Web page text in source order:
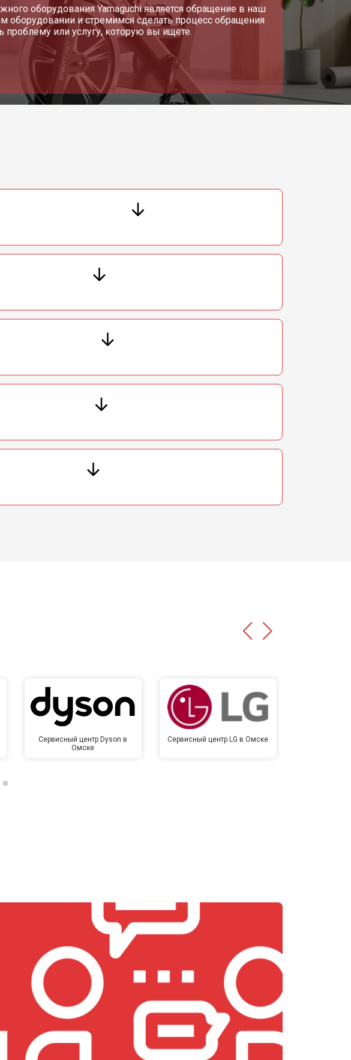
мин от 430 ₽ Заказать
от 1500 ₽
мин от 1500 ₽ Заказать
оборудования Yamaguchi является обращение в наш
и стремимся сделать процесс обращения
или услугу, которую вы ищете.
Сервисный центр Dyson в
Омске
Сервисный центр LG в Омске